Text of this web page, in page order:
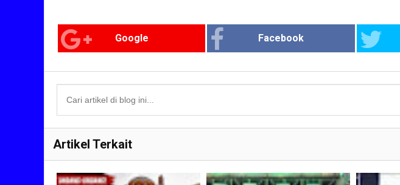
Google Facebook
Artikel Terkait